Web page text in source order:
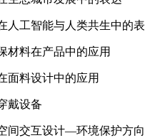
人工智能与人类共生中的
材料在产品中的应用
面料设计中的应用
戴设备
间交互设计—环境保护方向